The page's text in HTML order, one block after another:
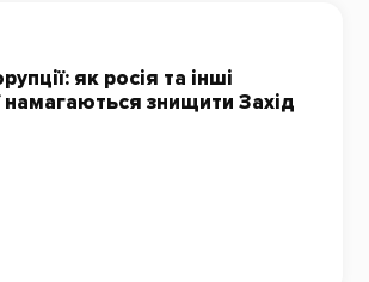
як росія та інші
намагаються знищити Захід